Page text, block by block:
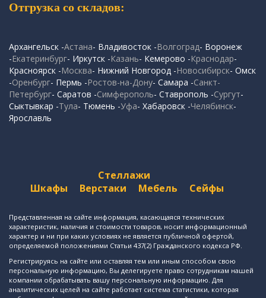
Отгрузка со складов:
Архангельск -Астана- Владивосток -Волгоград- Воронеж
-Екатеринбург- Иркутск -Казань- Кемерово -Краснодар-
Красноярск -Москва- Нижний Новгород -Новосибирск- Омск
-Оренбург- Пермь -Ростов-на-Дону- Самара -Санкт-
Петербург- Саратов -Симферополь- Ставрополь -Сургут-
Сыктывкар -Тула- Тюмень -Уфа- Хабаровск -Челябинск-
Ярославль
Стеллажи
Шкафы
Верстаки Мебель Сейфы
Представленная на сайте информация, касающаяся технических
характеристик, наличия и стоимости товаров, носит информационный
характер и ни при каких условиях не является публичной офертой,
определяемой положениями Статьи 437(2) Гражданского кодекса РФ.
Регистрируясь на сайте или оставляя тем или иным способом свою
персональную информацию, Вы делегируете право сотрудникам нашей
компании обрабатывать вашу персональную информацию. Для
аналитических целей на сайте работает система статистики, которая